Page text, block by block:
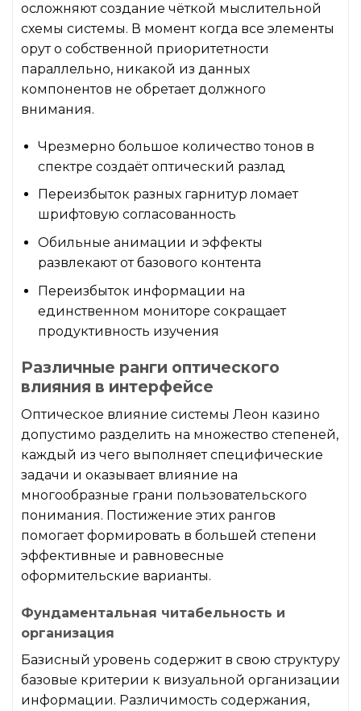
осложняют создание чёткой мыслительной
схемы системы. В момент когда все элементы
орут о собственной приоритетности
параллельно, никакой из данных
компонентов не обретает должного
внимания.
Чрезмерно большое количество тонов в
спектре создаёт оптический разлад
Переизбыток разных гарнитур ломает
шрифтовую согласованность
Обильные анимации и эффекты
развлекают от базового контента
Переизбыток информации на
единственном мониторе сокращает
продуктивность изучения
Различные ранги оптического
влияния в интерфейсе
Оптическое влияние системы Леон казино
допустимо разделить на множество степеней,
каждый из чего выполняет специфические
задачи и оказывает влияние на
многообразные грани пользовательского
понимания. Постижение этих рангов
помогает формировать в большей степени
эффективные и равновесные
оформительские варианты.
Фундаментальная читабельность и
организация
Базисный уровень содержит в свою структуру
базовые критерии к визуальной организации
информации. Различимость содержания,